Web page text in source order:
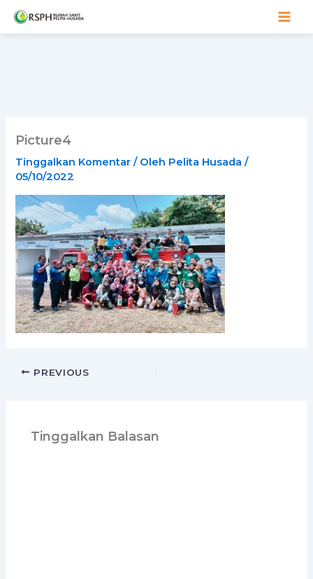
Picture4
Tinggalkan Komentar / Oleh Pelita Husada/
05/10/2022
PREVIOUS
Tinggalkan Balasan